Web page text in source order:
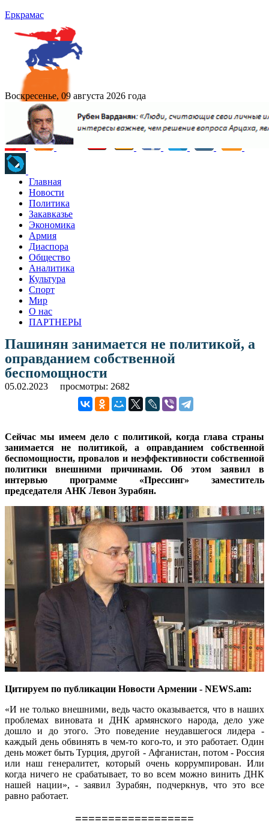
Еркрамас
Воскресенье, 09 августа 2026 года
Главная
Новости
Политика
Закавказье
Экономика
Армия
Диаспора
Общество
Аналитика
Культура
Спорт
Мир
О нас
ПАРТНЕРЫ
Пашинян занимается не политикой, а
оправданием собственной
беспомощности
05.02.2023 просмотры: 2682
Сейчас мы имеем дело с политикой, когда глава страны
занимается не политикой, а оправданием собственной
беспомощности, провалов и неэффективности собственной
политики внешними причинами. Об этом заявил в
интервью программе «Прессинг» заместитель
председателя АНК Левон Зурабян.
Цитируем по публикации Новости Армении - NEWS.am:
«И не только внешними, ведь часто оказывается, что в наших
проблемах виновата и ДНК армянского народа, дело уже
дошло и до этого. Это поведение неудавшегося лидера -
каждый день обвинять в чем-то кого-то, и это работает. Один
день может быть Турция, другой - Афганистан, потом - Россия
или наш генералитет, который очень коррумпирован. Или
когда ничего не срабатывает, то во всем можно винить ДНК
нашей нации», - заявил Зурабян, подчеркнув, что это все
равно работает.
==================